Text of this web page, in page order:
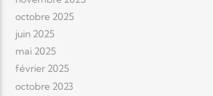
octobre 2025
juin 2025
mai 2025
février 2025
octobre 2023